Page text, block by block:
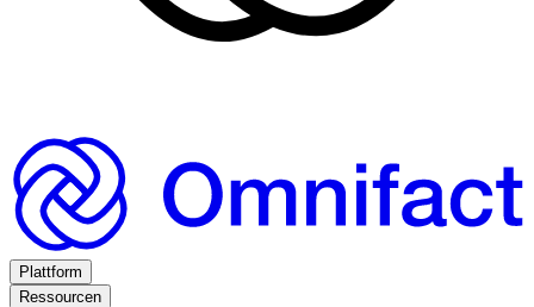
Plattform
Ressourcen